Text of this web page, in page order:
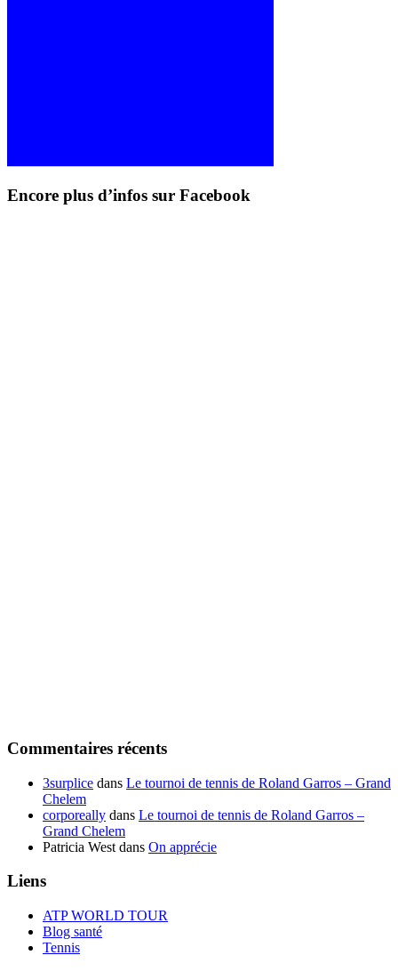
Encore plus d’infos sur Facebook
Commentaires récents
3surplice dans Le tournoi de tennis de Roland Garros – Grand
Chelem
corporeally dans Le tournoi de tennis de Roland Garros –
Grand Chelem
Patricia West dans On apprécie
Liens
ATP WORLD TOUR
Blog santé
Tennis